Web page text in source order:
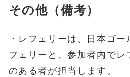
その他（備考）
・レフェリーは、日本ゴ
フェリーと、参加者内で
のある者が担当します。